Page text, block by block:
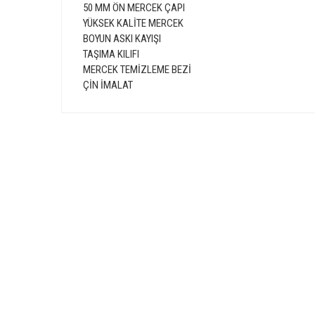
50 MM ÖN MERCEK ÇAPI
YÜKSEK KALİTE MERCEK
BOYUN ASKI KAYIŞI
TAŞIMA KILIFI
MERCEK TEMİZLEME BEZİ
ÇİN İMALAT